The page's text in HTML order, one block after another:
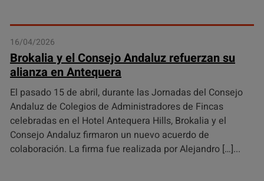
16/04/2026
Brokalia y el Consejo Andaluz refuerzan su
alianza en Antequera
El pasado 15 de abril, durante las Jornadas del Consejo
Andaluz de Colegios de Administradores de Fincas
celebradas en el Hotel Antequera Hills, Brokalia y el
Consejo Andaluz firmaron un nuevo acuerdo de
colaboración. La firma fue realizada por Alejandro […]